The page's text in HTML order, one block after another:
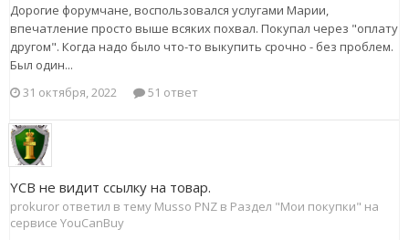
Дорогие форумчане, воспользовался услугами Марии,
впечатление просто выше всяких похвал. Покупал через "оплату
другом". Когда надо было что-то выкупить срочно - без проблем.
Был один...
31 октября, 2022
51 ответ
YCB не видит ссылку на товар.
prokuror ответил в тему Musso PNZ в Раздел "Мои покупки" на
сервисе YouCanBuy